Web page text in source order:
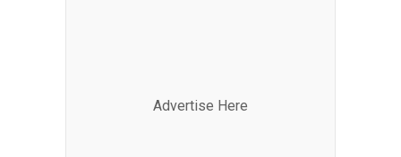
Advertise Here